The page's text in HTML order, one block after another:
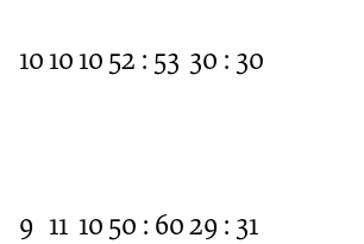
10101052 : 53 30 : 30
9 11 1050 : 6029 : 31